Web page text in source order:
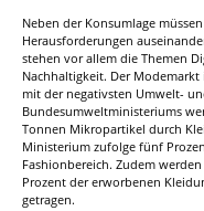
Neben der Konsumlage
Herausforderungen
stehen vor allem die Themen
Nachhaltigkeit. Der
mit der negativsten Umwelt-
Bundesumweltministeriums
Tonnen Mikropartikel durch
Ministerium zufolge fünf
Fashionbereich. Zudem
Prozent der erworbenen
getragen.